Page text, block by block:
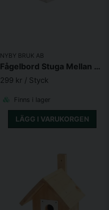
NYBY BRUK AB
Fågelbord Stuga Mellan Vit 26X21X13 cm
299 kr / Styck
Finns i lager
LÄGG I VARUKORGEN